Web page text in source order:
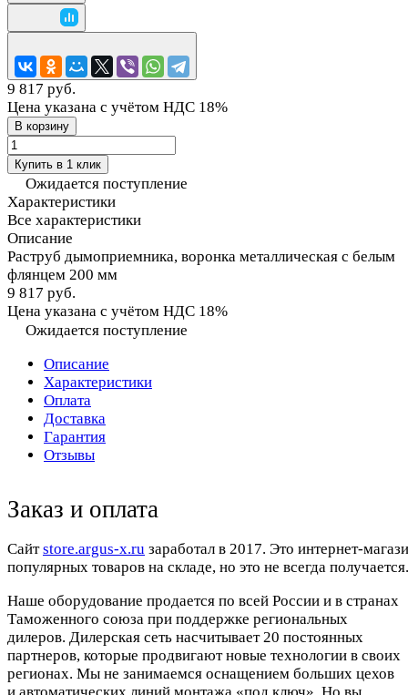
9 817 руб.
Цена указана с учётом НДС 18%
В корзину
Купить в 1 клик
Ожидается поступление
Характеристики
Все характеристики
Описание
Раструб дымоприемника, воронка металлическая с белым
флянцем 200 мм
9 817 руб.
Цена указана с учётом НДС 18%
Ожидается поступление
Описание
Характеристики
Оплата
Доставка
Гарантия
Отзывы
Заказ и оплата
Cайтstore.argus-x.ru заработал в 2017. Это интернет-
популярных товаров на складе, но это не всегда
Наше оборудование продается по всей России и в странах
Таможенного союза при поддержке региональных
дилеров. Дилерская сеть насчитывает 20 постоянных
партнеров, которые продвигают новые технологии в своих
регионах. Мы не занимаемся оснащением больших цехов